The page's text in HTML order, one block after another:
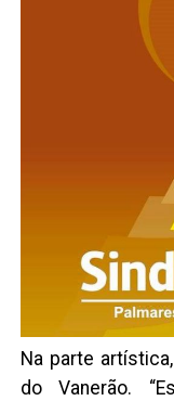
Na parte
do Vanerão.